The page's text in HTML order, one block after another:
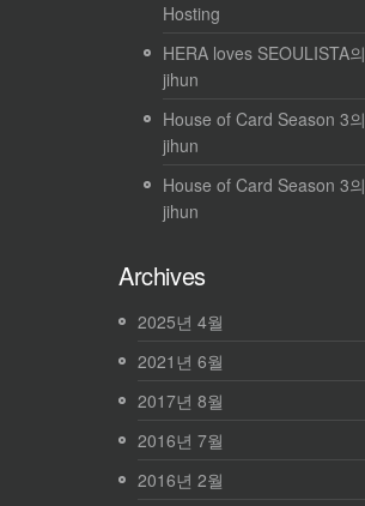
Hosting
HERA loves SEOULISTA의
jihun
House of Card Season 3의
jihun
House of Card Season 3의
jihun
Archives
2025년 4월
2021년 6월
2017년 8월
2016년 7월
2016년 2월